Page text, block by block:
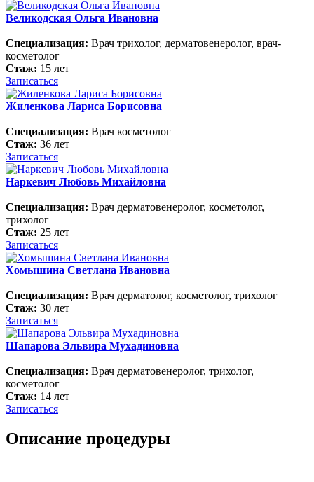
Великодская Ольга Ивановна
Специализация: Врач трихолог, дерматовенеролог, врач-
косметолог
Стаж: 15 лет
Записаться
Жиленкова Лариса Борисовна
Специализация: Врач косметолог
Стаж: 36 лет
Записаться
Наркевич Любовь Михайловна
Специализация: Врач дерматовенеролог, косметолог,
трихолог
Стаж: 25 лет
Записаться
Хомышина Светлана Ивановна
Специализация: Врач дерматолог, косметолог, трихолог
Стаж: 30 лет
Записаться
Шапарова Эльвира Мухадиновна
Специализация: Врач дерматовенеролог, трихолог,
косметолог
Стаж: 14 лет
Записаться
Описание процедуры